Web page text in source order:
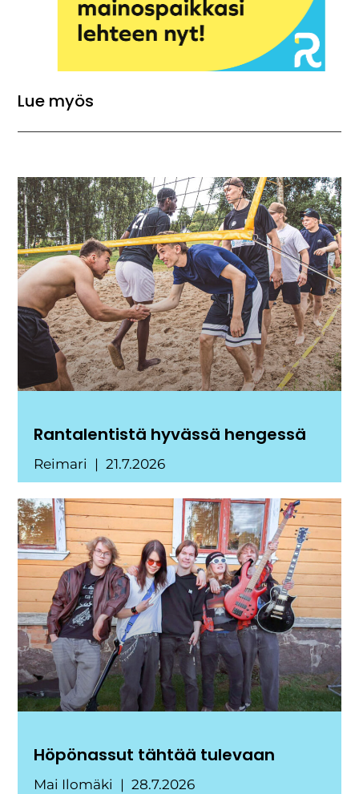
Lue myös
Rantalentistä hyvässä hengessä
Reimari 21.7.2026
Höpönassut tähtää tulevaan
Mai Ilomäki 28.7.2026